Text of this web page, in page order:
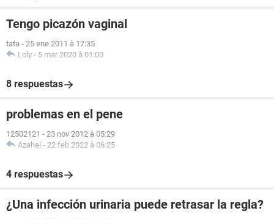
Tengo picazón vaginal
tata - 25 ene 2011 à 17:35
Loly - 5 mar 2020 à 01:00
8 respuestas
problemas en el pene
12502121 - 23 nov 2012 à 05:29
Azahel - 22 feb 2022 à 06:25
4 respuestas
¿Una infección urinaria puede retrasar la regla?